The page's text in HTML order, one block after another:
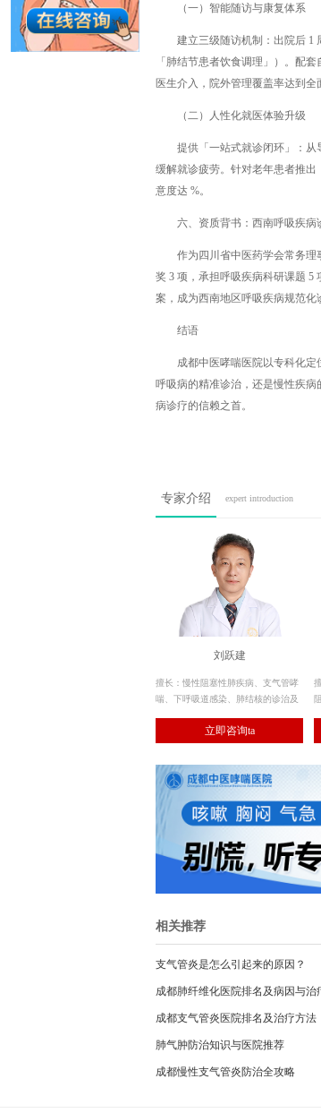
（一）智能随访与康复体系
建立三级随访机制：出院后 1
「肺结节患者饮食调理」）。配
医生介入，院外管理覆盖率达到全
（二）人性化就医体验升级
提供「一站式就诊闭环」：
缓解就诊疲劳。针对老年患者推
意度达 %。
六、资质背书：西南呼吸疾病
作为四川省中医药学会常务理
奖 3 项，承担呼吸疾病科研课题 5
案，成为西南地区呼吸疾病规范化
结语
成都中医哮喘医院以专科化
呼吸病的精准诊治，还是慢性疾
病诊疗的信赖之首。
专家介绍 expert introduction
刘跃建
擅长：慢性阻塞性肺疾病、支气管哮
喘、下呼吸道感染、肺结核的诊治及
熟练应用呼吸内镜的诊断和治疗性应
立即咨询ta
相关推荐
支气管炎是怎么引起来的原因？
成都肺纤维化医院排名及病因与治
成都支气管炎医院排名及治疗方法
肺气肿防治知识与医院推荐
成都慢性支气管炎防治全攻略